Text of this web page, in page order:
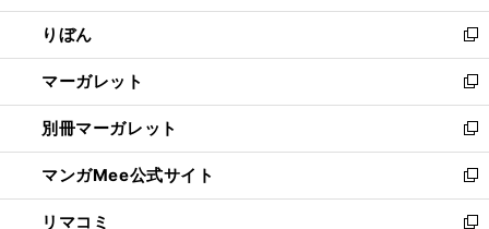
開
く
ウ
で
開
く
ン
ド
ウ
で
開
く
ウ
ィ
ン
ド
ウ
で
開
く
りぼん
新
し
い
ウ
ィ
ン
ド
ウ
で
マーガレット
新
し
い
ウ
ィ
ン
ド
別冊マーガレット
新
し
い
ウ
ィ
マンガMee公式サイト
新
し
リマコミ